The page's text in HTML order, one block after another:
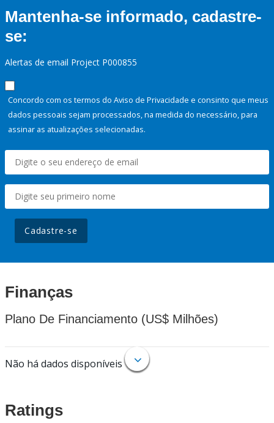
Mantenha-se informado, cadastre-
se:
Alertas de email Project P000855
Concordo com os termos do Aviso de Privacidade e consinto que meus
dados pessoais sejam processados, na medida do necessário, para
assinar as atualizações selecionadas.
Cadastre-se
Finanças
Plano De Financiamento (US$ Milhões)
Não há dados disponíveis
Ratings